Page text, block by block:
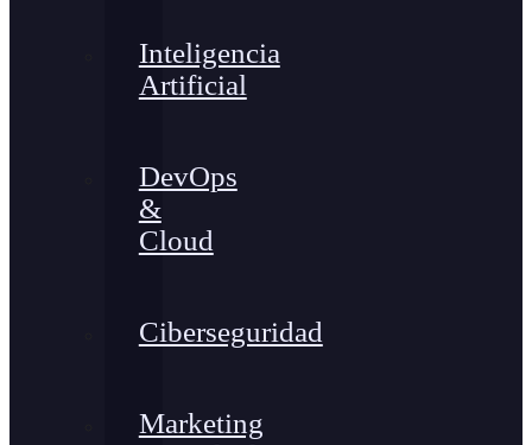
Inteligencia
Artificial
DevOps
&
Cloud
Ciberseguridad
Marketing